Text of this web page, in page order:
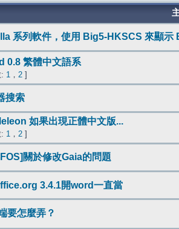
系列軟件，使用 Big5-HKSCS 來顯示
0.8 繁體中文語系
1 ， 2 ]
搜索
如果出現正體中文版...
1 ， 2 ]
關於修改Gaia的問題
3.4.1開word一直當
要怎麼弄？